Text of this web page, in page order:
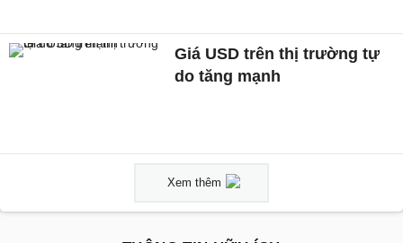
Giá USD trên thị trường tự
do tăng mạnh
Xem thêm